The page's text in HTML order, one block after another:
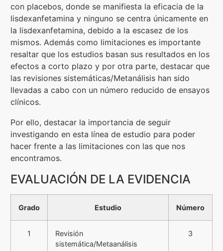
con placebos, donde se manifiesta la eficacia de la
lisdexanfetamina y ninguno se centra únicamente en
la lisdexanfetamina, debido a la escasez de los
mismos. Además como limitaciones es importante
resaltar que los estudios basan sus resultados en los
efectos a corto plazo y por otra parte, destacar que
las revisiones sistemáticas/Metanálisis han sido
llevadas a cabo con un número reducido de ensayos
clínicos.
Por ello, destacar la importancia de seguir
investigando en esta línea de estudio para poder
hacer frente a las limitaciones con las que nos
encontramos.
EVALUACIÓN DE LA EVIDENCIA
Grado Estudio Número
1
Revisión
sistemática/Metaanálisis
3